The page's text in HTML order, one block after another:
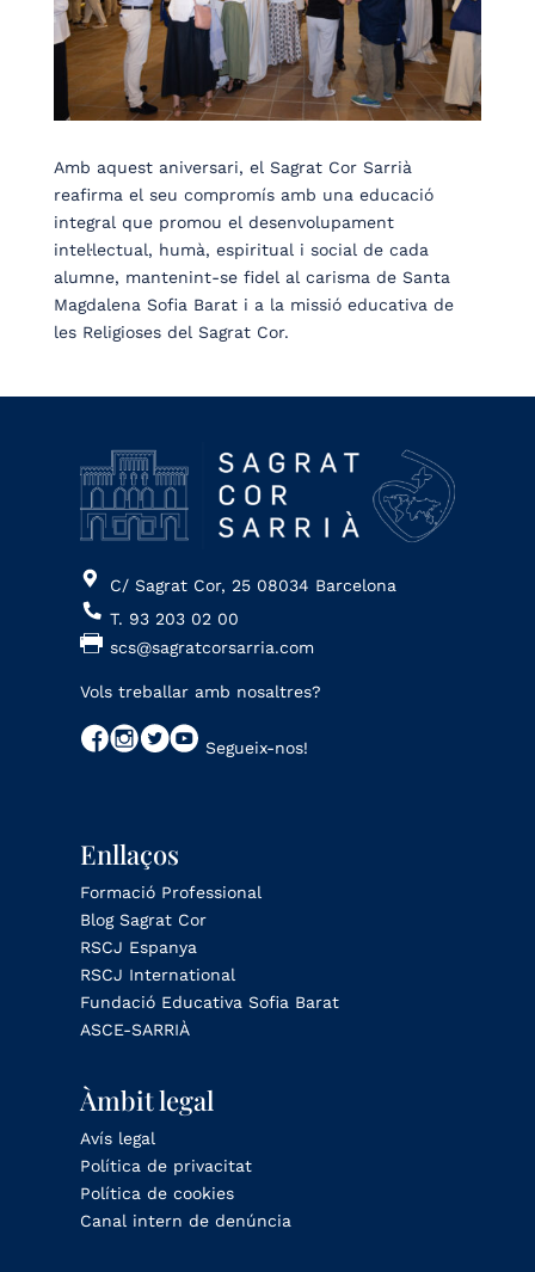
Amb aquest aniversari, el Sagrat Cor Sarrià
reafirma el seu compromís amb una educació
integral que promou el desenvolupament
intel·lectual, humà, espiritual i social de cada
alumne, mantenint-se fidel al carisma de Santa
Magdalena Sofia Barat i a la missió educativa de
les Religioses del Sagrat Cor.
C/ Sagrat Cor, 25 08034 Barcelona
T. 93 203 02 00
scs@sagratcorsarria.com
Vols treballar amb nosaltres?
Segueix-nos!
Enllaços
Formació Professional
Blog Sagrat Cor
RSCJ Espanya
RSCJ International
Fundació Educativa Sofia Barat
ASCE-SARRIÀ
Àmbit legal
Avís legal
Política de privacitat
Política de cookies
Canal intern de denúncia